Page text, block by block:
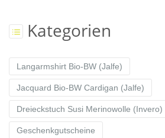
Kategorien
Langarmshirt Bio-BW (Jalfe)
Jacquard Bio-BW Cardigan (Jalfe)
Dreieckstuch Susi Merinowolle (Invero)
Geschenkgutscheine